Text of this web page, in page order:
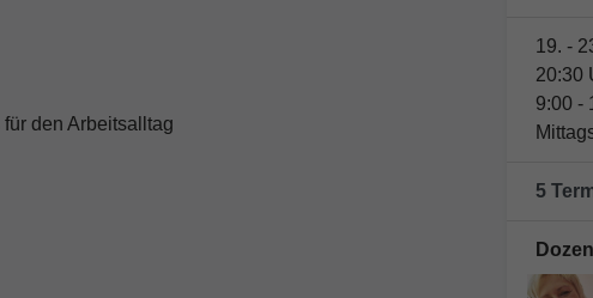
den Arbeitsalltag
19. -
20:30
9:00 -
5